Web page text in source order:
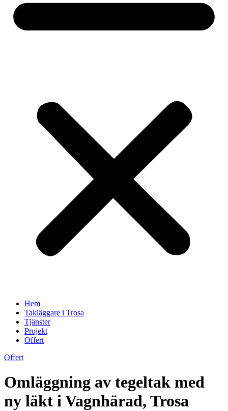
Hem
Takläggare i Trosa
Tjänster
Projekt
Offert
Offert
Omläggning av tegeltak med
ny läkt i Vagnhärad, Trosa